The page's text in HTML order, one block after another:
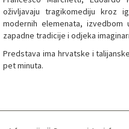
oživljavaju tragikomediju kroz
modernih elemenata, izvedbom
zapadne tradicije i odjeka
Predstava ima hrvatske i
pet minuta.